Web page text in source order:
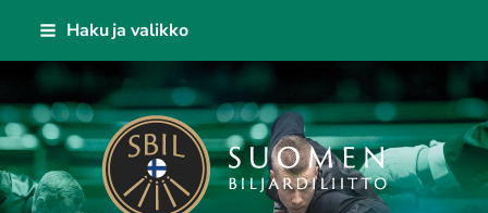
Siirry
sisältöön
Haku ja valikko
Suomen Biljardiliitto ry